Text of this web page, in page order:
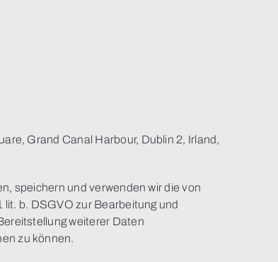
Grand Canal Harbour, Dublin 2, Irland,
speichern und verwenden wir die von
b. DSGVO zur Bearbeitung und
weiterer Daten
zu können.